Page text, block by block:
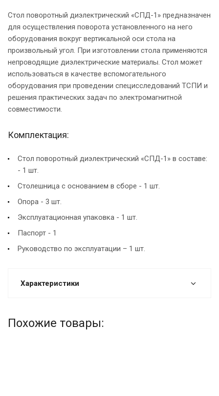
Стол поворотный диэлектрический «СПД-1» предназначен
для осуществления поворота установленного на него
оборудования вокруг вертикальной оси стола на
произвольный угол. При изготовлении стола применяются
непроводящие диэлектрические материалы. Стол может
использоваться в качестве вспомогательного
оборудования при проведении специсследований ТСПИ и
решения практических задач по электромагнитной
совместимости.
Комплектация:
Стол поворотный диэлектрический «СПД-1» в составе:
- 1 шт.
Столешница с основанием в сборе - 1 шт.
Опора - 3 шт.
Эксплуатационная упаковка - 1 шт.
Паспорт - 1
Руководство по эксплуатации – 1 шт.
Характеристики
Похожие товары: